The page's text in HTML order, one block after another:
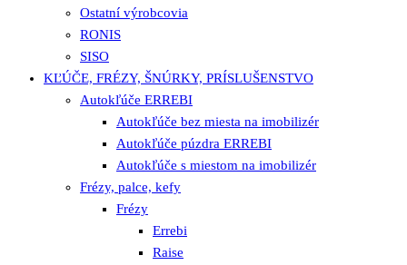
Ostatní výrobcovia
RONIS
SISO
KĽÚČE, FRÉZY, ŠNÚRKY, PRÍSLUŠENSTVO
Autokľúče ERREBI
Autokľúče bez miesta na imobilizér
Autokľúče púzdra ERREBI
Autokľúče s miestom na imobilizér
Frézy, palce, kefy
Frézy
Errebi
Raise